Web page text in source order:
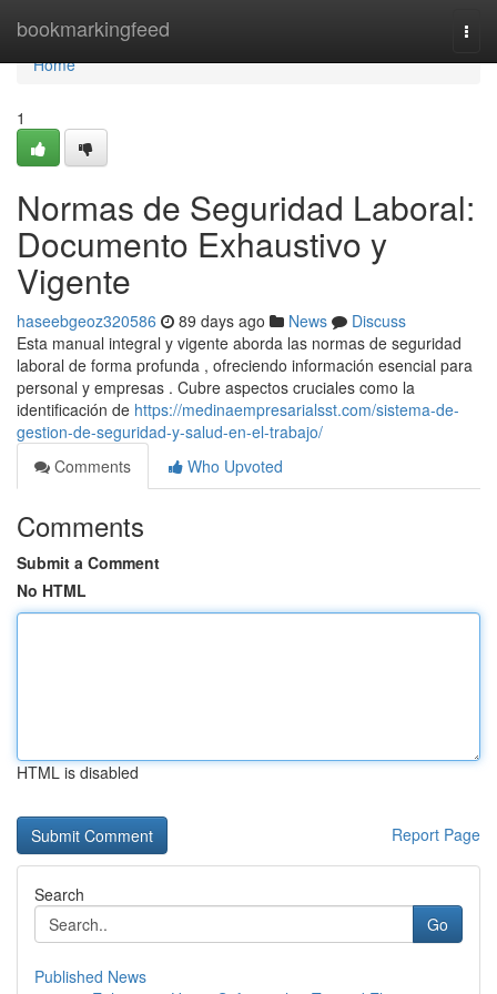
bookmarkingfeed
Home
Home
1
Normas de Seguridad Laboral:
Documento Exhaustivo y
Vigente
haseebgeoz320586 89 days ago News
Discuss
Esta manual integral y vigente aborda las normas de seguridad
laboral de forma profunda , ofreciendo información esencial para
personal y empresas . Cubre aspectos cruciales como la
identificación de https://medinaempresarialsst.com/sistema-de-
gestion-de-seguridad-y-salud-en-el-trabajo/
Comments
Who Upvoted
Comments
Submit a Comment
No HTML
HTML is disabled
Report Page
Search
Go
Published News